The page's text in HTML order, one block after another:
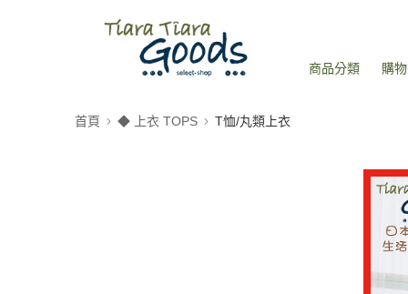
商品分類 購
首頁 ◆ 上衣 TOPS T恤/丸類上衣